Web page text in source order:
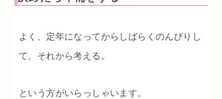
よく、定年になってからしばらくのんびりし
て、それから考える。
という方がいらっしゃいます。